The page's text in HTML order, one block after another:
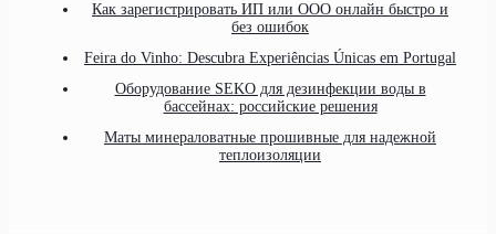
Как зарегистрировать ИП или ООО онлайн быстро и
без ошибок
Feira do Vinho: Descubra Experiências Únicas em Portugal
Оборудование SEKO для дезинфекции воды в
бассейнах: российские решения
Маты минераловатные прошивные для надежной
теплоизоляции